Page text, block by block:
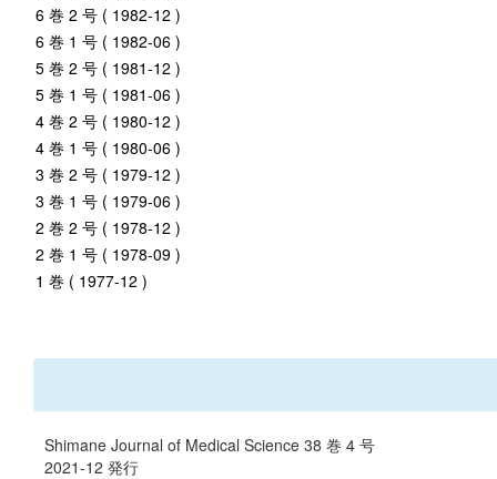
6 巻 2 号 ( 1982-12 )
6 巻 1 号 ( 1982-06 )
5 巻 2 号 ( 1981-12 )
5 巻 1 号 ( 1981-06 )
4 巻 2 号 ( 1980-12 )
4 巻 1 号 ( 1980-06 )
3 巻 2 号 ( 1979-12 )
3 巻 1 号 ( 1979-06 )
2 巻 2 号 ( 1978-12 )
2 巻 1 号 ( 1978-09 )
1 巻 ( 1977-12 )
Shimane Journal of Medical Science 38 巻 4 号
2021-12 発行